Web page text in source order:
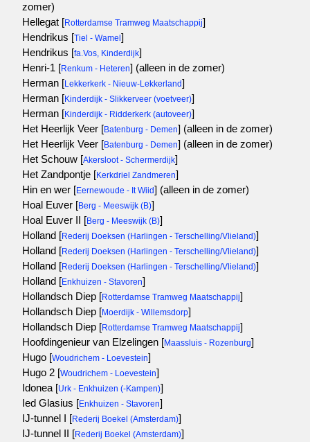
zomer)
Hellegat [Rotterdamse Tramweg Maatschappij]
Hendrikus [Tiel - Wamel ]
Hendrikus [fa.Vos, Kinderdijk]
Henri-1 [Renkum - Heteren] (alleen in de zomer)
Herman [Lekkerkerk - Nieuw-Lekkerland]
Herman [Kinderdijk - Slikkerveer (voetveer)]
Herman [Kinderdijk - Ridderkerk (autoveer)]
Het Heerlijk Veer [Batenburg - Demen] (alleen in de zomer)
Het Heerlijk Veer [Batenburg - Demen] (alleen in de zomer)
Het Schouw [Akersloot - Schermerdijk]
Het Zandpontje [Kerkdriel Zandmeren]
Hin en wer [Eernewoude - It Wiid] (alleen in de zomer)
Hoal Euver [Berg - Meeswijk (B)]
Hoal Euver II [Berg - Meeswijk (B)]
Holland [Rederij Doeksen (Harlingen - Terschelling/Vlieland)]
Holland [Rederij Doeksen (Harlingen - Terschelling/Vlieland)]
Holland [Rederij Doeksen (Harlingen - Terschelling/Vlieland)]
Holland [Enkhuizen - Stavoren]
Hollandsch Diep [Rotterdamse Tramweg Maatschappij]
Hollandsch Diep [Moerdijk - Willemsdorp]
Hollandsch Diep [Rotterdamse Tramweg Maatschappij]
Hoofdingenieur van Elzelingen [Maassluis - Rozenburg]
Hugo [Woudrichem - Loevestein]
Hugo 2 [Woudrichem - Loevestein]
Idonea [Urk - Enkhuizen (-Kampen)]
Ied Glasius [Enkhuizen - Stavoren]
IJ-tunnel I [Rederij Boekel (Amsterdam)]
IJ-tunnel II [Rederij Boekel (Amsterdam)]